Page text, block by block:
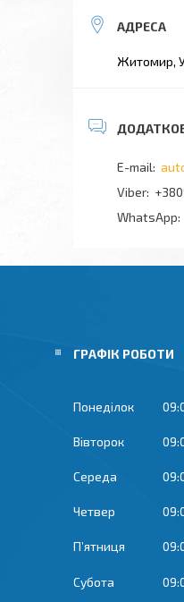
Житомир,
ГРАФІК РОБОТИ
Понеділок
Вівторок
Середа
Четвер
Пʼятниця
Субота